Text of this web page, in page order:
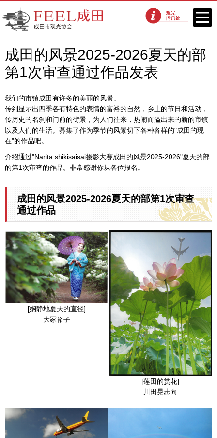
FEEL成田成田市观光协会官方网
站
观光问讯处 菜单
成田的风景2025-2026夏天的部
第1次审查通过作品发表
我们的市镇成田有许多的美丽的风景。
传到显示出四季各有特色的表情的富裕的自然，乡土的节日和活动，
传历史的名刹和门前的街景，为人们往来，热闹而溢出来的新的市镇
以及人们的生活。募集了作为季节的风景切下各种各样的"成田的现
在"的作品吧。
介绍通过"Narita shikisaisai摄影大赛成田的风景2025-2026"夏天的部
的第1次审查的作品。非常感谢你从各位报名。
成田的风景2025-2026夏天的部第1次审查
通过作品
[娴静地夏天的直径]
大冢裕子
[莲田的赏花]
川田晃志向